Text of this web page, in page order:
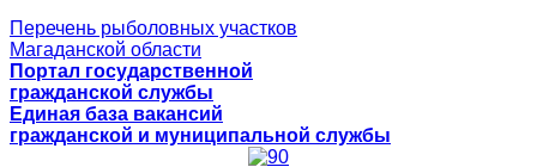
Перечень рыболовных участков
Магаданской области
Портал государственной
гражданской службы
Единая база вакансий
гражданской и муниципальной службы